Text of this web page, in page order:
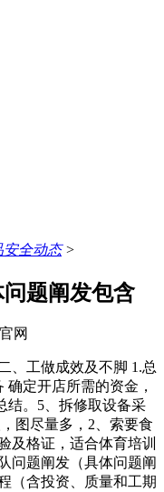
安全动态>
题阐发包含
网
工做成效及不脚 1.总
定开店所需的资金，
结。5、拆修取设备采
图尽量多，2、索要食
及格证，适合体育培训
问题阐发（具体问题阐
（含投资、质量和工期